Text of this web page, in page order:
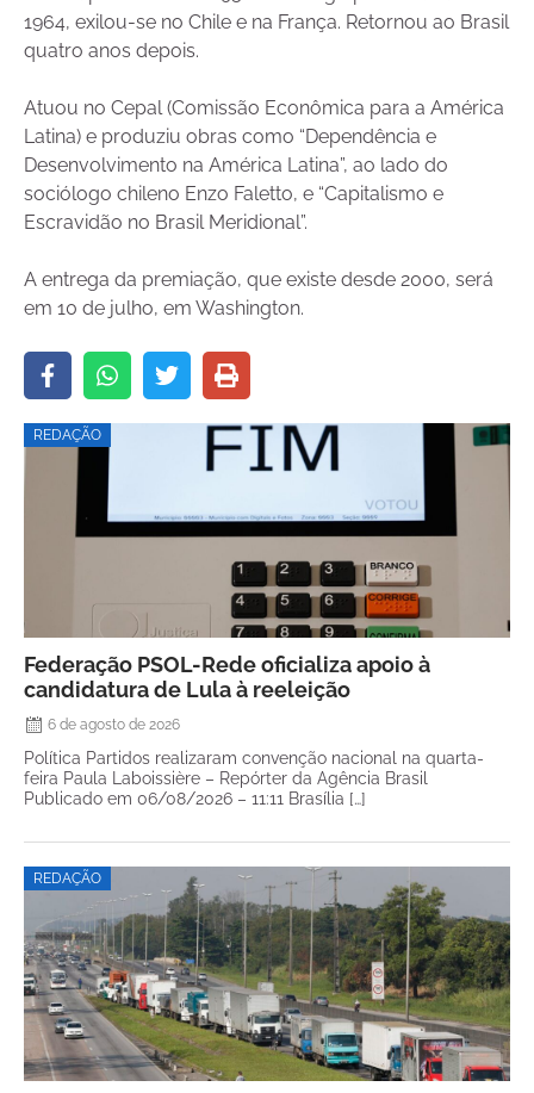
1964, exilou-se no Chile e na França. Retornou ao Brasil
quatro anos depois.
Atuou no Cepal (Comissão Econômica para a América
Latina) e produziu obras como “Dependência e
Desenvolvimento na América Latina”, ao lado do
sociólogo chileno Enzo Faletto, e “Capitalismo e
Escravidão no Brasil Meridional”.
A entrega da premiação, que existe desde 2000, será
em 10 de julho, em Washington.
REDAÇÃO
Federação PSOL-Rede oficializa apoio à
candidatura de Lula à reeleição
6 de agosto de 2026
Política Partidos realizaram convenção nacional na quarta-
feira Paula Laboissière – Repórter da Agência Brasil
Publicado em 06/08/2026 – 11:11 Brasília […]
REDAÇÃO